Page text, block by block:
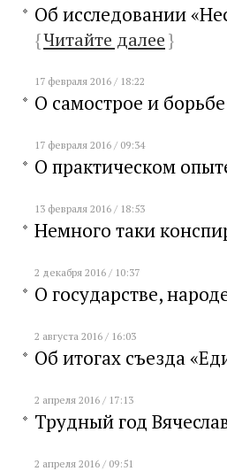
Об исследовании
{Читайте далее}
17 февраля 2016 / 18:22
О самострое и
17 февраля 2016 / 09:34
О практическом
13 февраля 2016 / 18:53
Немного таки
2 декабря 2016 / 10:37
О государстве,
2 августа 2016 / 16:03
Об итогах съезда
2 апреля 2016 / 17:13
Трудный год
2 апреля 2016 / 09:51